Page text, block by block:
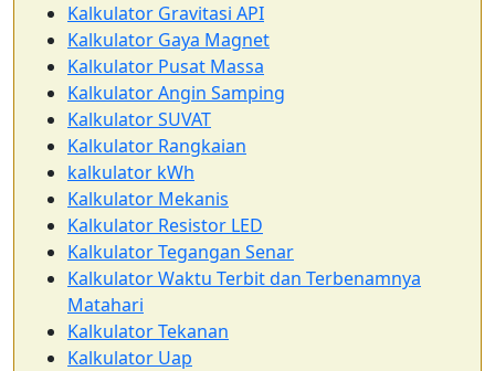
Kalkulator Gravitasi API
Kalkulator Gaya Magnet
Kalkulator Pusat Massa
Kalkulator Angin Samping
Kalkulator SUVAT
Kalkulator Rangkaian
kalkulator kWh
Kalkulator Mekanis
Kalkulator Resistor LED
Kalkulator Tegangan Senar
Kalkulator Waktu Terbit dan Terbenamnya
Matahari
Kalkulator Tekanan
Kalkulator Uap